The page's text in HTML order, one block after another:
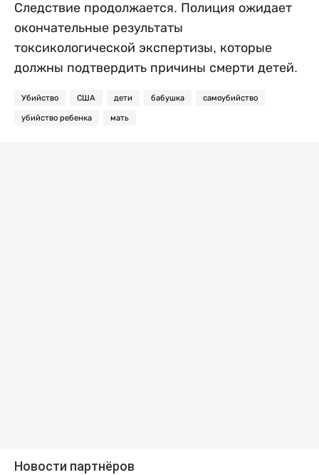
Следствие продолжается. Полиция ожидает
окончательные результаты
токсикологической экспертизы, которые
должны подтвердить причины смерти детей.
Убийство США дети бабушка самоубийство
убийство ребенка мать